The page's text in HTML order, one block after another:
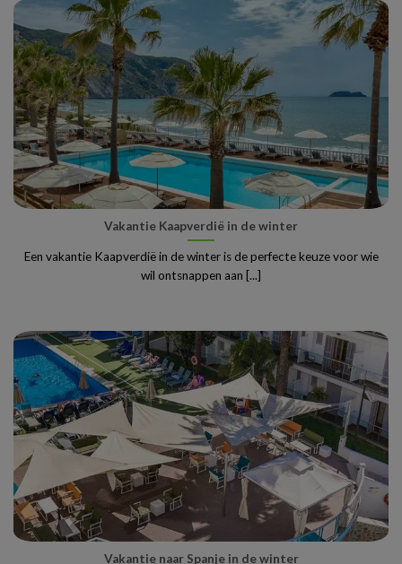
Vakantie Kaapverdië in de winter
Een vakantie Kaapverdië in de winter is de perfecte keuze voor wie
wil ontsnappen aan [...]
Vakantie naar Spanje in de winter